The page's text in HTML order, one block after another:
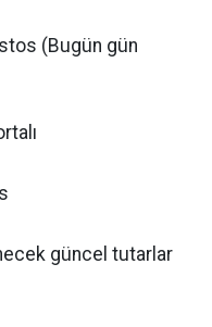
(Bugün gün
güncel tutarlar